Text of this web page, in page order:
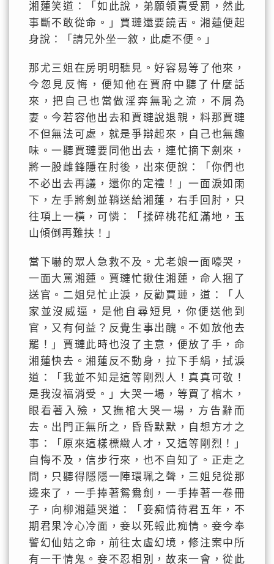
湘蓮笑道：「如此說，弟願領責受罰，然此
事斷不敢從命。」賈璉還要饒舌。湘蓮便起
身說：「請兄外坐一敘，此處不便。」
那尤三姐在房明明聽見。好容易等了他來，
今忽見反悔，便知他在賈府中聽了什麼話
來，把自己也當做淫奔無恥之流，不屑為
妻。今若容他出去和賈璉說退親，料那賈璉
不但無法可處，就是爭辯起來，自己也無趣
味。一聽賈璉要同他出去，連忙摘下劍來，
將一股雌鋒隱在肘後，出來便說：「你們也
不必出去再議，還你的定禮！」一面淚如雨
下，左手將劍並鞘送給湘蓮，右手回肘，只
往項上一橫，可憐：「揉碎桃花紅滿地，玉
山傾倒再難扶！」
當下嚇的眾人急救不及。尤老娘一面嚎哭，
一面大罵湘蓮。賈璉忙揪住湘蓮，命人捆了
送官。二姐兒忙止淚，反勸賈璉，道：「人
家並沒威逼，是他自尋短見，你便送他到
官，又有何益？反覺生事出醜。不如放他去
罷！」賈璉此時也沒了主意，便放了手，命
湘蓮快去。湘蓮反不動身，拉下手絹，拭淚
道：「我並不知是這等剛烈人！真真可敬！
是我沒福消受。」大哭一場，等買了棺木，
眼看著入殮，又撫棺大哭一場，方告辭而
去。出門正無所之，昏昏默默，自想方才之
事：「原來這樣標緻人才，又這等剛烈！」
自悔不及，信步行來，也不自知了。正走之
間，只聽得隱隱一陣環珮之聲，三姐兒從那
邊來了，一手捧著鴛鴦劍，一手捧著一卷冊
子，向柳湘蓮哭道：「妾痴情待君五年，不
期君果冷心冷面，妾以死報此痴情。妾今奉
警幻仙姑之命，前往太虛幻境，修注案中所
有一干情鬼。妾不忍相別，故來一會，從此